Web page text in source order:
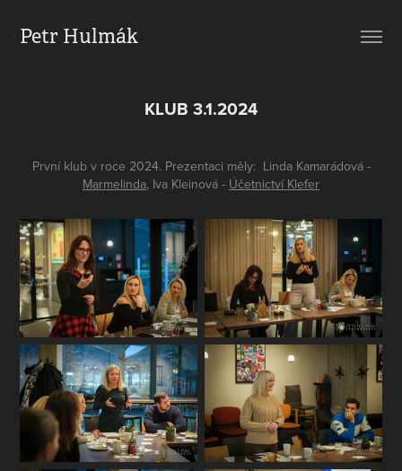
Petr Hulmák
KLUB 3.1.2024
První klub v roce 2024. Prezentaci měly: Linda Kamarádová -
Marmelinda, Iva Kleinová - Účetnictví Klefer